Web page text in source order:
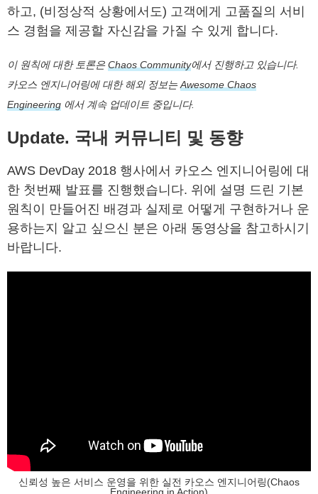
하고, (비정상적 상황에서도) 고객에게 고품질의 서비
스 경험을 제공할 자신감을 가질 수 있게 합니다.
이 원칙에 대한 토론은Chaos Community에서 진행하고 있습니다.
카오스 엔지니어링에 대한 해외 정보는Awesome Chaos
Engineering 에서 계속 업데이트 중입니다.
Update. 국내 커뮤니티 및 동향
AWS DevDay 2018 행사에서 카오스 엔지니어링에 대
한 첫번째 발표를 진행했습니다. 위에 설명 드린 기본
원칙이 만들어진 배경과 실제로 어떻게 구현하거나 운
용하는지 알고 싶으신 분은 아래 동영상을 참고하시기
바랍니다.
신뢰성 높은 서비스 운영을 위한 실전 카오스 엔지니어링(Chaos